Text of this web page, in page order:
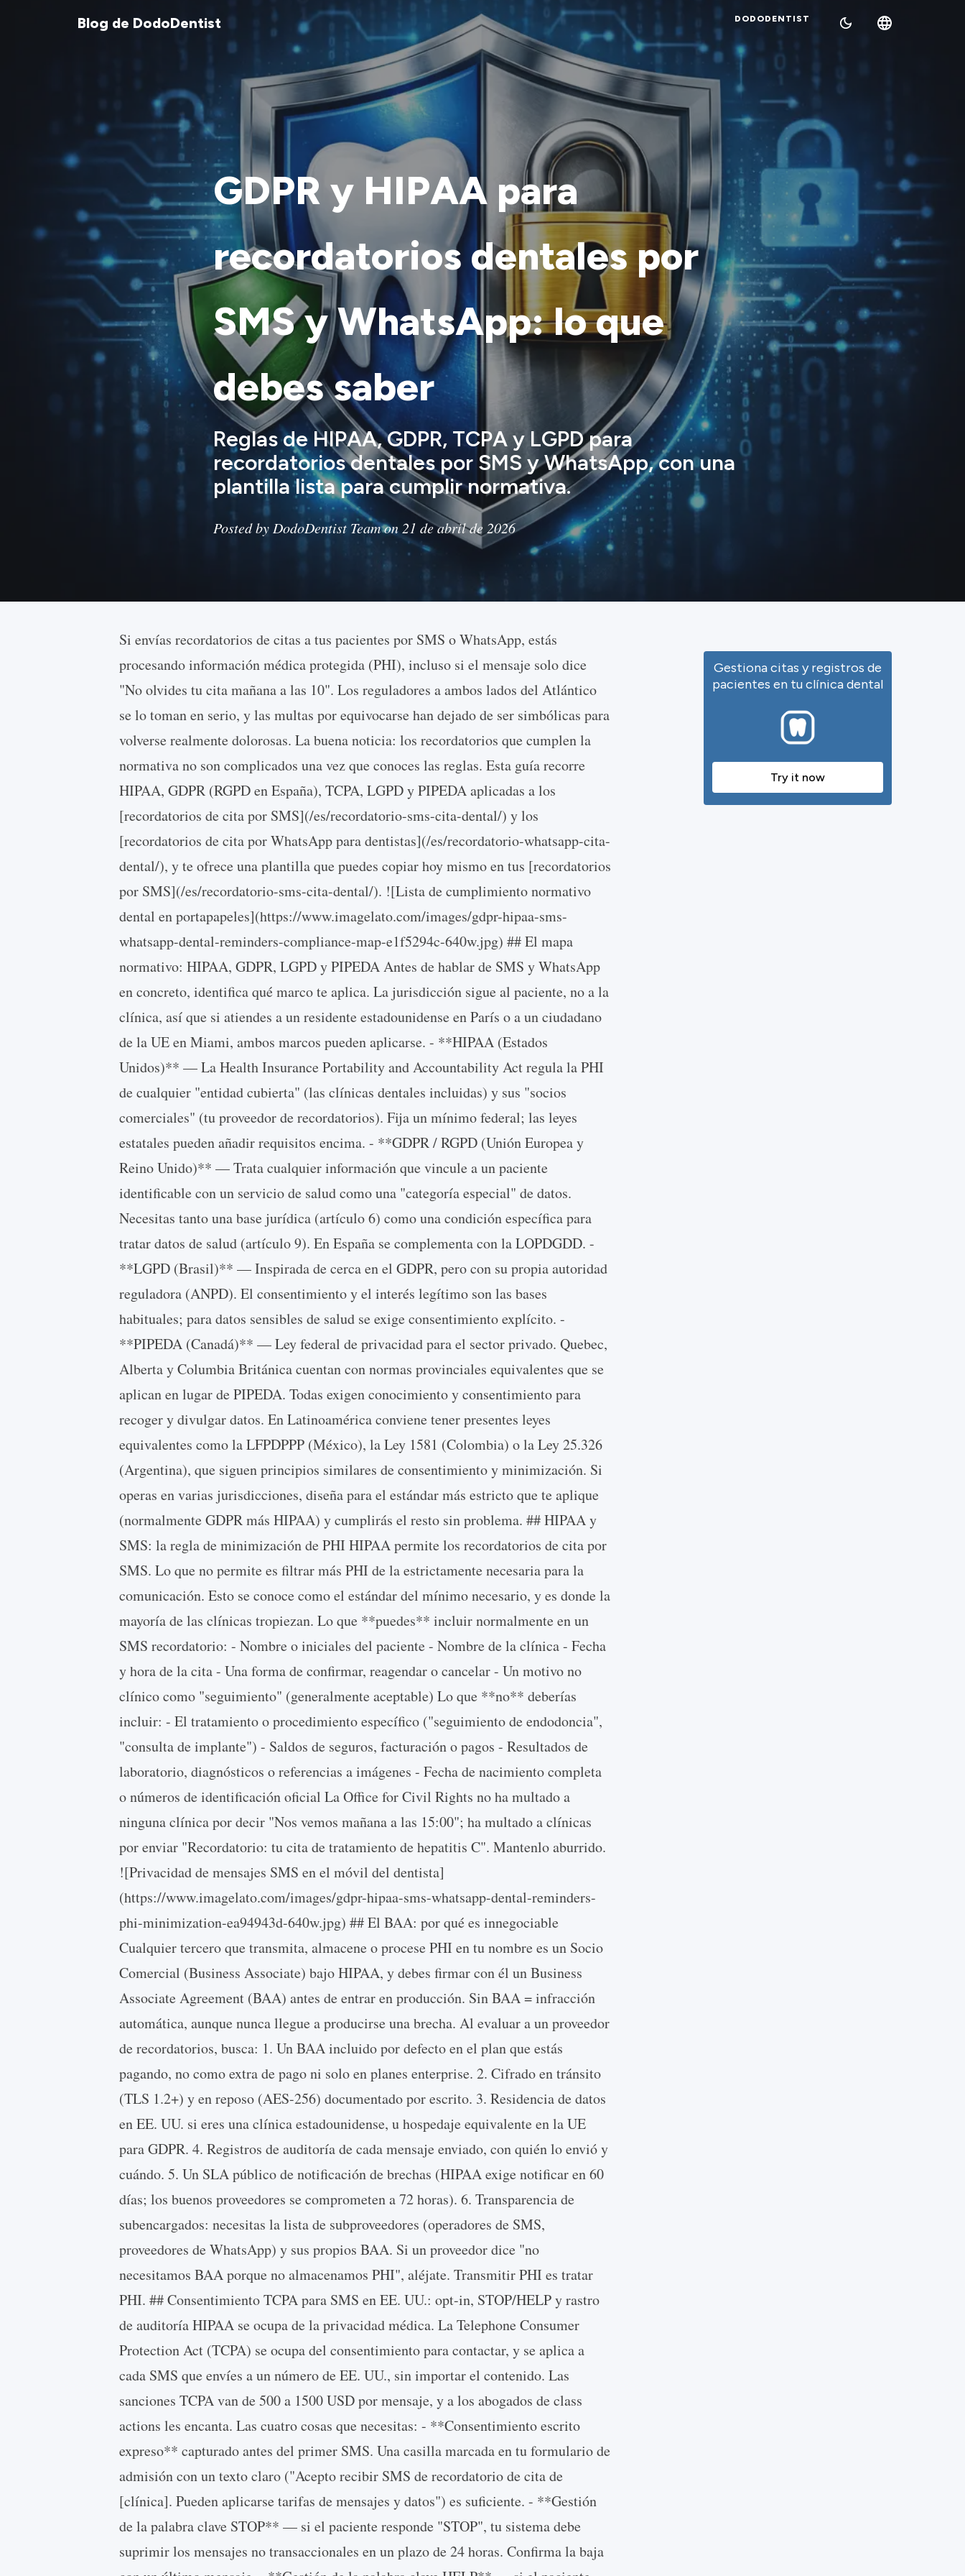
Blog de DodoDentist DODODENTIST
GDPR y HIPAA para
recordatorios dentales por
SMS y WhatsApp: lo que
debes saber
Reglas de HIPAA, GDPR, TCPA y LGPD para
recordatorios dentales por SMS y WhatsApp, con una
plantilla lista para cumplir normativa.
Posted by DodoDentist Team on 21 de abril de 2026
Si envías recordatorios de citas a tus pacientes por SMS o WhatsApp, estás procesando información médica protegida (PHI), incluso si el mensaje solo dice "No olvides tu cita mañana a las 10". Los reguladores a ambos lados del Atlántico se lo toman en serio, y las multas por equivocarse han dejado de ser simbólicas para volverse realmente dolorosas. La buena noticia: los recordatorios que cumplen la normativa no son complicados una vez que conoces las reglas. Esta guía recorre HIPAA, GDPR (RGPD en España), TCPA, LGPD y PIPEDA aplicadas a los [recordatorios de cita por SMS](/es/recordatorio-sms-cita-dental/) y los [recordatorios de cita por WhatsApp para dentistas](/es/recordatorio-whatsapp-cita-dental/), y te ofrece una plantilla que puedes copiar hoy mismo en tus [recordatorios por SMS](/es/recordatorio-sms-cita-dental/). ![Lista de cumplimiento normativo dental en portapapeles](https://www.imagelato.com/images/gdpr-hipaa-sms-whatsapp-dental-reminders-compliance-map-e1f5294c-640w.jpg) ## El mapa normativo: HIPAA, GDPR, LGPD y PIPEDA Antes de hablar de SMS y WhatsApp en concreto, identifica qué marco te aplica. La jurisdicción sigue al paciente, no a la clínica, así que si atiendes a un residente estadounidense en París o a un ciudadano de la UE en Miami, ambos marcos pueden aplicarse. - **HIPAA (Estados Unidos)** — La Health Insurance Portability and Accountability Act regula la PHI de cualquier "entidad cubierta" (las clínicas dentales incluidas) y sus "socios comerciales" (tu proveedor de recordatorios). Fija un mínimo federal; las leyes estatales pueden añadir requisitos encima. - **GDPR / RGPD (Unión Europea y Reino Unido)** — Trata cualquier información que vincule a un paciente identificable con un servicio de salud como una "categoría especial" de datos. Necesitas tanto una base jurídica (artículo 6) como una condición específica para tratar datos de salud (artículo 9). En España se complementa con la LOPDGDD. - **LGPD (Brasil)** — Inspirada de cerca en el GDPR, pero con su propia autoridad reguladora (ANPD). El consentimiento y el interés legítimo son las bases habituales; para datos sensibles de salud se exige consentimiento explícito. - **PIPEDA (Canadá)** — Ley federal de privacidad para el sector privado. Quebec, Alberta y Columbia Británica cuentan con normas provinciales equivalentes que se aplican en lugar de PIPEDA. Todas exigen conocimiento y consentimiento para recoger y divulgar datos. En Latinoamérica conviene tener presentes leyes equivalentes como la LFPDPPP (México), la Ley 1581 (Colombia) o la Ley 25.326 (Argentina), que siguen principios similares de consentimiento y minimización. Si operas en varias jurisdicciones, diseña para el estándar más estricto que te aplique (normalmente GDPR más HIPAA) y cumplirás el resto sin problema. ## HIPAA y SMS: la regla de minimización de PHI HIPAA permite los recordatorios de cita por SMS. Lo que no permite es filtrar más PHI de la estrictamente necesaria para la comunicación. Esto se conoce como el estándar del mínimo necesario, y es donde la mayoría de las clínicas tropiezan. Lo que **puedes** incluir normalmente en un SMS recordatorio: - Nombre o iniciales del paciente - Nombre de la clínica - Fecha y hora de la cita - Una forma de confirmar, reagendar o cancelar - Un motivo no clínico como "seguimiento" (generalmente aceptable) Lo que **no** deberías incluir: - El tratamiento o procedimiento específico ("seguimiento de endodoncia", "consulta de implante") - Saldos de seguros, facturación o pagos - Resultados de laboratorio, diagnósticos o referencias a imágenes - Fecha de nacimiento completa o números de identificación oficial La Office for Civil Rights no ha multado a ninguna clínica por decir "Nos vemos mañana a las 15:00"; ha multado a clínicas por enviar "Recordatorio: tu cita de tratamiento de hepatitis C". Mantenlo aburrido. ![Privacidad de mensajes SMS en el móvil del dentista](https://www.imagelato.com/images/gdpr-hipaa-sms-whatsapp-dental-reminders-phi-minimization-ea94943d-640w.jpg) ## El BAA: por qué es innegociable Cualquier tercero que transmita, almacene o procese PHI en tu nombre es un Socio Comercial (Business Associate) bajo HIPAA, y debes firmar con él un Business Associate Agreement (BAA) antes de entrar en producción. Sin BAA = infracción automática, aunque nunca llegue a producirse una brecha. Al evaluar a un proveedor de recordatorios, busca: 1. Un BAA incluido por defecto en el plan que estás pagando, no como extra de pago ni solo en planes enterprise. 2. Cifrado en tránsito (TLS 1.2+) y en reposo (AES-256) documentado por escrito. 3. Residencia de datos en EE. UU. si eres una clínica estadounidense, u hospedaje equivalente en la UE para GDPR. 4. Registros de auditoría de cada mensaje enviado, con quién lo envió y cuándo. 5. Un SLA público de notificación de brechas (HIPAA exige notificar en 60 días; los buenos proveedores se comprometen a 72 horas). 6. Transparencia de subencargados: necesitas la lista de subproveedores (operadores de SMS, proveedores de WhatsApp) y sus propios BAA. Si un proveedor dice "no necesitamos BAA porque no almacenamos PHI", aléjate. Transmitir PHI es tratar PHI. ## Consentimiento TCPA para SMS en EE. UU.: opt-in, STOP/HELP y rastro de auditoría HIPAA se ocupa de la privacidad médica. La Telephone Consumer Protection Act (TCPA) se ocupa del consentimiento para contactar, y se aplica a cada SMS que envíes a un número de EE. UU., sin importar el contenido. Las sanciones TCPA van de 500 a 1500 USD por mensaje, y a los abogados de class actions les encanta. Las cuatro cosas que necesitas: - **Consentimiento escrito expreso** capturado antes del primer SMS. Una casilla marcada en tu formulario de admisión con un texto claro ("Acepto recibir SMS de recordatorio de cita de [clínica]. Pueden aplicarse tarifas de mensajes y datos") es suficiente. - **Gestión de la palabra clave STOP** — si el paciente responde "STOP", tu sistema debe suprimir los mensajes no transaccionales en un plazo de 24 horas. Confirma la baja con un último mensaje. - **Gestión de la palabra clave HELP** — si el paciente responde "HELP", el sistema devuelve la información de contacto y las instrucciones para darse de baja. - **Un registro de marcas de tiempo auditable** que muestre cuándo consintió cada paciente, qué texto exacto aceptó y desde qué IP o canal. Cuando llegue una queja TCPA 18 meses después, ese registro es toda tu defensa. Cualquier plataforma de recordatorios seria automatiza las cuatro. Si la tuya no lo hace, arréglalo antes que nada: la documentación [cómo enviar recordatorios](/docs/es/how-to-send-reminders/) muestra el flujo de consentimiento que recomendamos. ## Base jurídica del GDPR artículo 6 para recordatorios en la UE Para pacientes de la UE y el Reino Unido, el GDPR exige una base jurídica para cada actividad de tratamiento. Para los recordatorios de cita hay dos candidatas realistas: **Interés legítimo (art. 6(1)(f))** — Una vez que el paciente ha reservado una cita, la clínica tiene un interés legítimo obvio en reducir las inasistencias, y el paciente espera razonablemente un recordatorio. Esta es la base en la que se apoyan la mayoría de las clínicas dentales para confirmar reservas y enviar recordatorios. **Consentimiento (art. 6(1)(a))** — Obligatorio para cualquier cosa que vaya más allá de un recordatorio: marketing, campañas de recall, solicitudes de reseñas, newsletters. El consentimiento debe ser específico, granular y tan fácil de retirar como de otorgar. Dos requisitos extra para datos de salud bajo el artículo 9: - Un Registro de Actividades de Tratamiento (art. 30) que liste el canal de recordatorio, el periodo de conservación, los destinatarios y la base jurídica. - Una Evaluación de Impacto en Protección de Datos si usas perfilado o decisiones automatizadas (la mayoría de los flujos estándar de recordatorio no la activan, pero la optimización de cadencia podría hacerlo). Si tu proveedor de recordatorios aloja datos de pacientes fuera de la UE, también necesitas Cláusulas Contractuales Tipo o una decisión de adecuación vigente. Un proveedor conforme se encarga de esto por ti. ![Apretón de manos firmando contrato en consulta dental](https://www.imagelato.com/images/gdpr-hipaa-sms-whatsapp-dental-reminders-baa-vendor-3642a2ec-640w.jpg) ## WhatsApp y HIPAA: ¿realmente cumple? Esta es la pregunta que más nos hacen. La respuesta honesta: WhatsApp como app de consumo **no** cumple HIPAA, porque Meta no firma BAA para WhatsApp. La WhatsApp Business API, accedida a través de un Business Solution Provider (BSP) aprobado por Meta, es otra historia. Cuando envías recordatorios por WhatsApp mediante un BSP preparado para HIPAA: - El BSP firma un BAA con tu clínica. - Los mensajes fluyen por la WhatsApp Business API oficial (no por la app de consumo). - Usas plantillas de mensaje preaprobadas para el recordatorio; la mensajería libre queda restringida a una ventana de 24 horas después de que el paciente responda. - El cifrado extremo a extremo protege el mensaje en tránsito. - Sigue aplicando la minimización de PHI: misma regla que con SMS. La integración de WhatsApp de DodoDentist corre sobre la WhatsApp Business API, ofrece BAA en los planes de EE. UU. y usa plantillas de mensaje conscientes de HIPAA por defecto. Si tu flujo actual es "un miembro del personal escribiéndole a los pacientes desde su WhatsApp personal", eso es una infracción sancionable: migra antes de tu próxima auditoría. ## Conservación de datos: cuánto tiempo guardar los registros de recordatorios Cuánto tiempo conserves el registro de recordatorios importa por dos motivos: necesitas suficiente historial para defenderte de una queja TCPA o GDPR, y debes purgar a tiempo para cumplir las reglas de minimización de datos. Orientación general por jurisdicción: - **HIPAA** — 6 años desde la creación o la última fecha efectiva, a nivel federal. Los consejos dentales estatales pueden exigir más (Texas
Gestiona citas y registros de
pacientes en tu clínica dental
Try it now